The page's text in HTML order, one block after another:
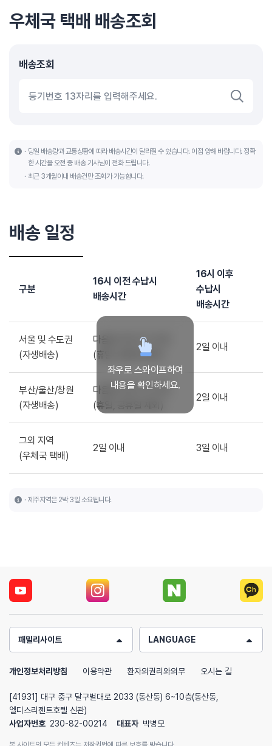
우체국 택배 배송조회
배송조회
당일 배송량과 교통상황에 따라 배송시간이 달라질 수 있습니다. 이점 양해 바랍니다. 정확
한 시간을 오전 중 배송 기사님이 전화 드립니다.
최근 3개월이내 배송건만 조회가 가능합니다.
배송 일정
좌우로 스와이프하여
내용을 확인하세요.
구분
16시 이전 수납시
배송시간
16시 이후
수납시
배송시간
서울 및 수도권
(자생배송)
다음날 저녁 7시 이전
(휴일, 공휴일 제외)
2일 이내
부산/울산/창원
(자생배송)
다음날 저녁 7시 이전
(휴일, 공휴일 제외)
2일 이내
그외 지역
(우체국 택배)
2일 이내 3일 이내
제주지역은 2박 3일 소요됩니다.
패밀리사이트 LANGUAGE
개인정보처리방침 이용약관 환자의권리와의무 오시는 길
[41931] 대구 중구 달구벌대로 2033 (동산동) 6~10층(동산동,
엘디스리젠트호텔 신관)
사업자번호 230-82-00214 대표자 박병모